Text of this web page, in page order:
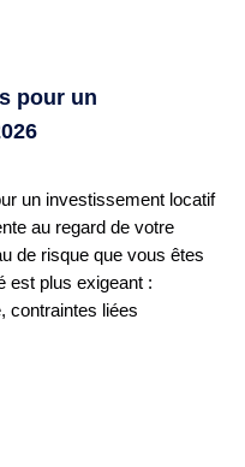
pour un
un investissement locatif
au regard de votre
de risque que vous êtes
est plus exigeant :
contraintes liées